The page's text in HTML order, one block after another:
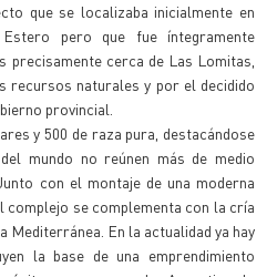
que se localizaba inicialmente en
pero que fue íntegramente
precisamente cerca de Las Lomitas,
recursos naturales y por el decidido
provincial.
y 500 de raza pura, destacándose
mundo no reúnen más de medio
con el montaje de una moderna
se complementa con la cría
Mediterránea. En la actualidad ya hay
la base de una emprendimiento